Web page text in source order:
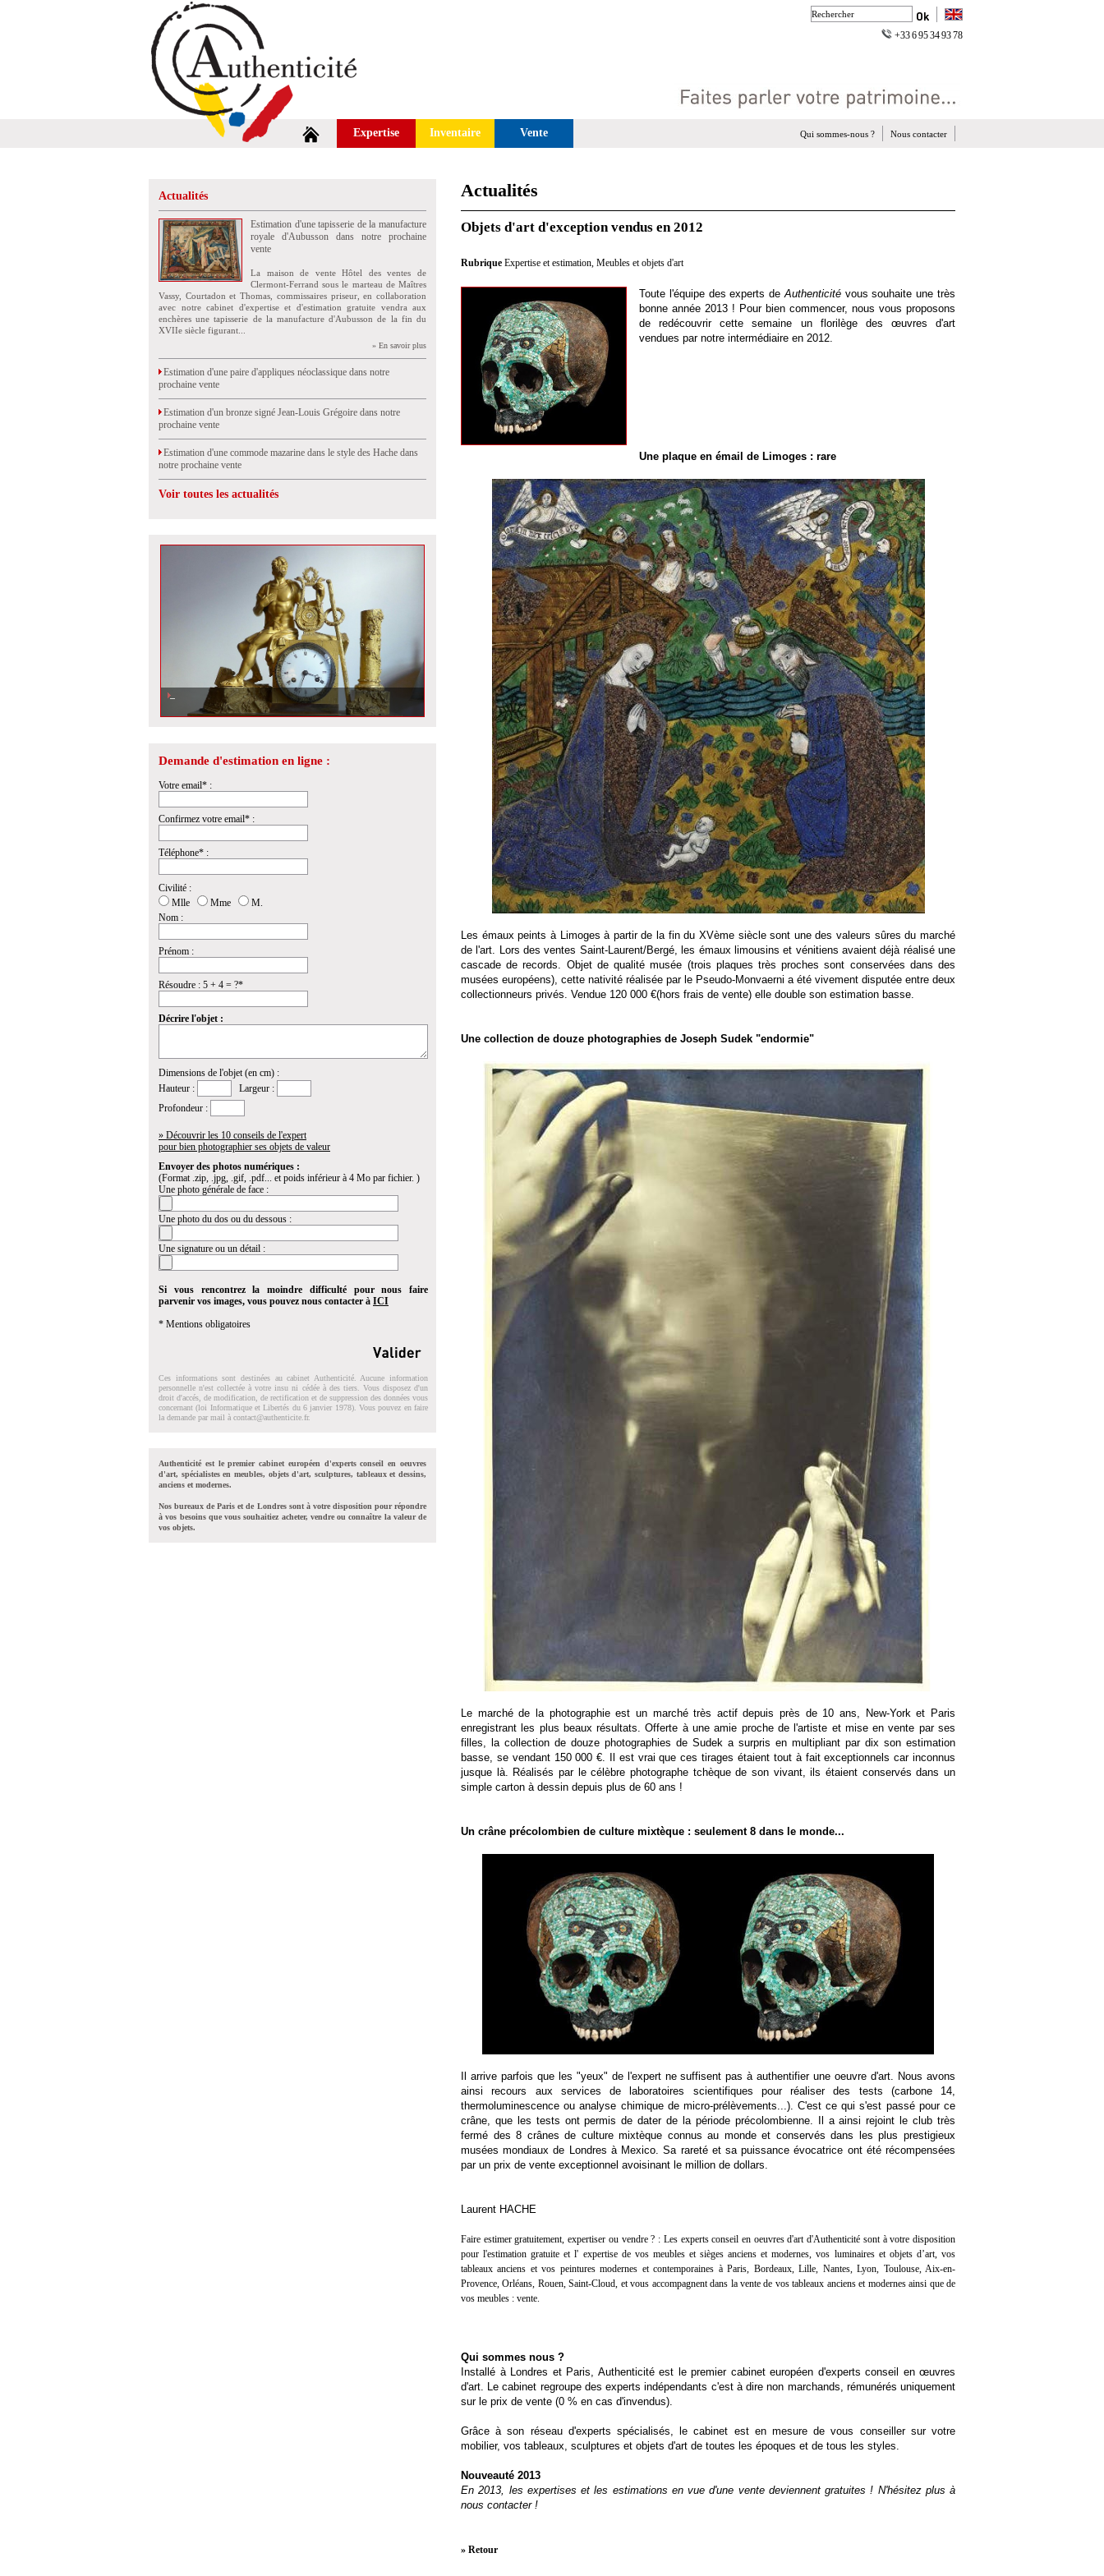
+33 6 95 34 93 78
Expertise Inventaire Vente Nous contacter
Qui sommes-nous ?
Actualités
Estimation d'une tapisserie de la manufacture
royale d'Aubusson dans notre prochaine
vente
La maison de vente Hôtel des ventes de
Clermont-Ferrand sous le marteau de Maîtres
Vassy, Courtadon et Thomas, commissaires priseur, en collaboration
avec notre cabinet d'expertise et d'estimation gratuite vendra aux
enchères une tapisserie de la manufacture d'Aubusson de la fin du
XVIIe siècle figurant...
» En savoir plus
Estimation d'une paire d'appliques néoclassique dans notre
prochaine vente
Estimation d'un bronze signé Jean-Louis Grégoire dans notre
prochaine vente
Estimation d'une commode mazarine dans le style des Hache dans
notre prochaine vente
Voir toutes les actualités
Estimation d\'une pendule en bronze doré, vendue à Drouot
Demande d'estimation en ligne :
Votre email* :
Confirmez votre email* :
Téléphone* :
Civilité :
Mlle
Mme
M.
Nom :
Prénom :
Résoudre : 5 + 4 = ?*
Décrire l'objet :
Dimensions de l'objet (en cm) :
Hauteur :
Largeur :
Profondeur :
» Découvrir les 10 conseils de l'expert
pour bien photographier ses objets de valeur
Envoyer des photos numériques :
(Format .zip, .jpg, .gif, .pdf... et poids inférieur à 4 Mo par fichier. )
Une photo générale de face :
Une photo du dos ou du dessous :
Une signature ou un détail :
Si vous rencontrez la moindre difficulté pour nous faire
parvenir vos images, vous pouvez nous contacter à ICI
* Mentions obligatoires
Ces informations sont destinées au cabinet Authenticité. Aucune information
personnelle n'est collectée à votre insu ni cédée à des tiers. Vous disposez d'un
droit d'accés, de modification, de rectification et de suppression des données vous
concernant (loi Informatique et Libertés du 6 janvier 1978). Vous pouvez en faire
la demande par mail à contact@authenticite.fr.
Authenticité est le premier cabinet européen d'experts conseil en oeuvres
d'art, spécialistes en meubles, objets d'art, sculptures, tableaux et dessins,
anciens et modernes.
Nos bureaux de Paris et de Londres sont à votre disposition pour répondre
à vos besoins que vous souhaitiez acheter, vendre ou connaître la valeur de
vos objets.
Actualités
Objets d'art d'exception vendus en 2012
Rubrique Expertise et estimation, Meubles et objets d'art
Toute l'équipe des experts deAuthenticité vous souhaite une très
bonne année 2013 ! Pour bien commencer, nous vous proposons
de redécouvrir cette semaine un florilège des œuvres d'art
vendues par notre intermédiaire en 2012.
Une plaque en émail de Limoges : rare
Les émaux peints à Limoges à partir de la fin du XVème siècle sont une des valeurs sûres du marché
de l'art. Lors des ventes Saint-Laurent/Bergé, les émaux limousins et vénitiens avaient déjà réalisé une
cascade de records. Objet de qualité musée (trois plaques très proches sont conservées dans des
musées européens), cette nativité réalisée par le Pseudo-Monvaerni a été vivement disputée entre deux
collectionneurs privés. Vendue 120 000 €(hors frais de vente) elle double son estimation basse.
Une collection de douze photographies de Joseph Sudek "endormie"
Le marché de la photographie est un marché très actif depuis près de 10 ans, New-York et Paris
enregistrant les plus beaux résultats. Offerte à une amie proche de l'artiste et mise en vente par ses
filles, la collection de douze photographies de Sudek a surpris en multipliant par dix son estimation
basse, se vendant 150 000 €. Il est vrai que ces tirages étaient tout à fait exceptionnels car inconnus
jusque là. Réalisés par le célèbre photographe tchèque de son vivant, ils étaient conservés dans un
simple carton à dessin depuis plus de 60 ans !
Un crâne précolombien de culture mixtèque : seulement 8 dans le monde...
Il arrive parfois que les "yeux" de l'expert ne suffisent pas à authentifier une oeuvre d'art. Nous avons
ainsi recours aux services de laboratoires scientifiques pour réaliser des tests (carbone 14,
thermoluminescence ou analyse chimique de micro-prélèvements...). C'est ce qui s'est passé pour ce
crâne, que les tests ont permis de dater de la période précolombienne. Il a ainsi rejoint le club très
fermé des 8 crânes de culture mixtèque connus au monde et conservés dans les plus prestigieux
musées mondiaux de Londres à Mexico. Sa rareté et sa puissance évocatrice ont été récompensées
par un prix de vente exceptionnel avoisinant le million de dollars.
Laurent HACHE
Faire estimer gratuitement, expertiser ou vendre ? : Les experts conseil en oeuvres d'art d'Authenticité sont à votre disposition
pour l'estimation gratuiteet l' expertisede vos meubles et sièges anciens et modernes, vos luminaires et objets d’art, vos
tableaux anciens et vos peintures modernes et contemporaines à Paris, Bordeaux, Lille, Nantes, Lyon, Toulouse, Aix-en-
Provence, Orléans, Rouen, Saint-Cloud, et vous accompagnent dans la vente de vos tableaux anciens et modernes ainsi que de
vos meubles : vente.
Qui sommes nous ?
Installé à Londres et Paris, Authenticité est le premier cabinet européen d'experts conseil en œuvres
d'art. Le cabinet regroupe des experts indépendants c'est à dire non marchands, rémunérés uniquement
sur le prix de vente (0 % en cas d'invendus).
Grâce à son réseau d'experts spécialisés, le cabinet est en mesure de vous conseiller sur votre
mobilier, vos tableaux, sculptures et objets d'art de toutes les époques et de tous les styles.
Nouveauté 2013
En 2013, les expertises et les estimations en vue d'une vente deviennent gratuites ! N'hésitez plus à
nous contacter !
» Retour